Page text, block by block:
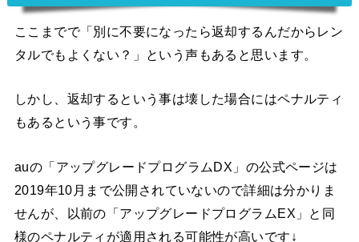
ここまでで「別に不要になったら返却するんだからレン
タルでもよくない？」という声もあると思います。
しかし、返却するという事は壊した場合にはペナルティ
もあるという事です。
auの「アップグレードプログラムDX」の公式ページは
2019年10月まで公開されていないので詳細は分かりま
せんが、以前の「アップグレードプログラムEX」と同
様のペナルティが適用される可能性が高いです↓